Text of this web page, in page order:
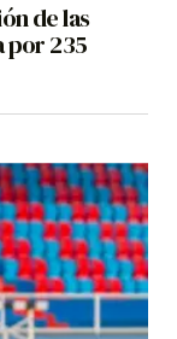
de las
por 235